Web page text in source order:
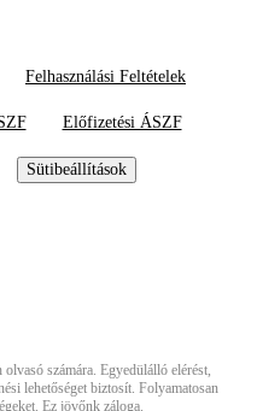
Felhasználási Feltételek
Előfizetési ÁSZF
Sütibeállítások
számára. Egyedülálló elérést,
lehetőséget biztosít. Folyamatosan
Ez jövőnk záloga.